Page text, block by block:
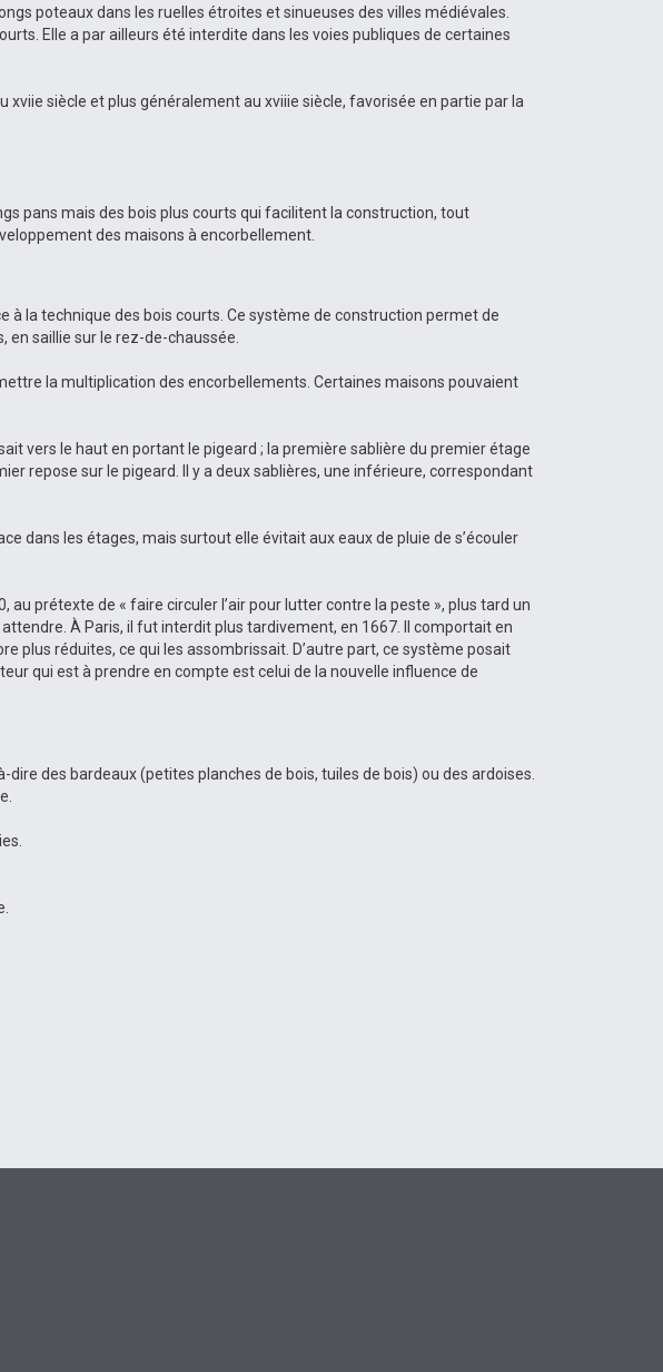
poteaux dans les ruelles étroites et sinueuses des villes médiévales.
Elle a par ailleurs été interdite dans les voies publiques de certaines
siècle et plus généralement au xviiie siècle, favorisée en partie par la
pans mais des bois plus courts qui facilitent la construction, tout
des maisons à encorbellement.
à la technique des bois courts. Ce système de construction permet de
en saillie sur le rez-de-chaussée.
la multiplication des encorbellements. Certaines maisons pouvaient
vers le haut en portant le pigeard ; la première sablière du premier étage
repose sur le pigeard. Il y a deux sablières, une inférieure, correspondant
dans les étages, mais surtout elle évitait aux eaux de pluie de s’écouler
prétexte de « faire circuler l’air pour lutter contre la peste », plus tard un
À Paris, il fut interdit plus tardivement, en 1667. Il comportait en
plus réduites, ce qui les assombrissait. D’autre part, ce système posait
qui est à prendre en compte est celui de la nouvelle influence de
des bardeaux (petites planches de bois, tuiles de bois) ou des ardoises.